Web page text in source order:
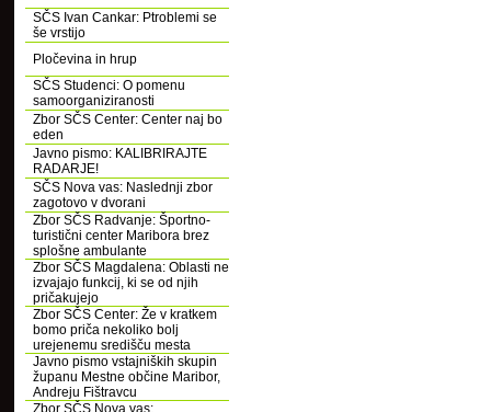
SČS Ivan Cankar: Ptroblemi se
še vrstijo
Pločevina in hrup
SČS Studenci: O pomenu
samoorganiziranosti
Zbor SČS Center: Center naj bo
eden
Javno pismo: KALIBRIRAJTE
RADARJE!
SČS Nova vas: Naslednji zbor
zagotovo v dvorani
Zbor SČS Radvanje: Športno-
turistični center Maribora brez
splošne ambulante
Zbor SČS Magdalena: Oblasti ne
izvajajo funkcij, ki se od njih
pričakujejo
Zbor SČS Center: Že v kratkem
bomo priča nekoliko bolj
urejenemu središču mesta
Javno pismo vstajniških skupin
županu Mestne občine Maribor,
Andreju Fištravcu
Zbor SČS Nova vas: